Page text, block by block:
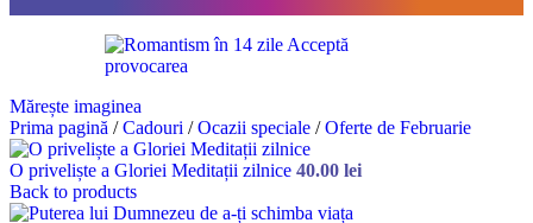
Mărește imaginea
Prima pagină / Cadouri / Ocazii speciale / Oferte de Februarie
O priveliște a Gloriei Meditații zilnice 40.00 lei
Back to products